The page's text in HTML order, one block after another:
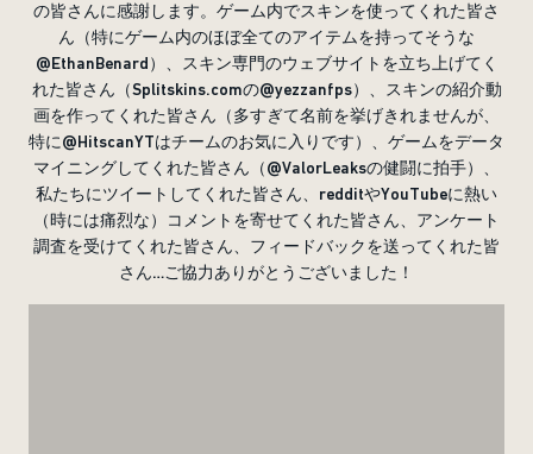
の皆さんに感謝します。ゲーム内でスキンを使ってくれた皆さ
ん（特にゲーム内のほぼ全てのアイテムを持ってそうな
@EthanBenard）、スキン専門のウェブサイトを立ち上げてく
れた皆さん（Splitskins.comの@yezzanfps）、スキンの紹介動
画を作ってくれた皆さん（多すぎて名前を挙げきれませんが、
特に@HitscanYTはチームのお気に入りです）、ゲームをデータ
マイニングしてくれた皆さん（@ValorLeaksの健闘に拍手）、
私たちにツイートしてくれた皆さん、redditやYouTubeに熱い
（時には痛烈な）コメントを寄せてくれた皆さん、アンケート
調査を受けてくれた皆さん、フィードバックを送ってくれた皆
さん…ご協力ありがとうございました！